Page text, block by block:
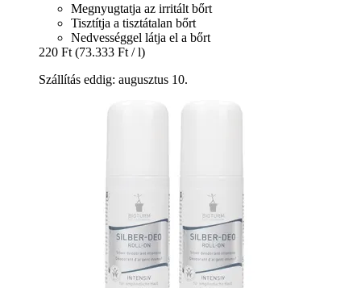
Megnyugtatja az irritált bőrt
Tisztítja a tisztátalan bőrt
Nedvességgel látja el a bőrt
220 Ft (73.333 Ft / l)
Szállítás eddig: augusztus 10.